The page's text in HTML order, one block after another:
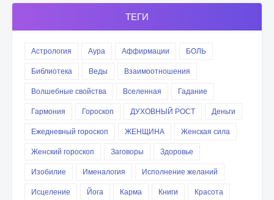
ТЕГИ
Астрология Аура Аффирмации
БОЛЬ
Библиотека
Веды
Взаимоотношения
Волшебные свойства
Вселенная
Гадание
Гармония
Гороскоп ДУХОВНЫЙ РОСТ
Деньги
Ежедневный гороскоп
ЖЕНЩИНА
Женская сила
Женский гороскоп
Заговоры
Здоровье
Изобилие
Именалогия
Исполнение желаний
Исцеление
Йога Карма Книги
Красота